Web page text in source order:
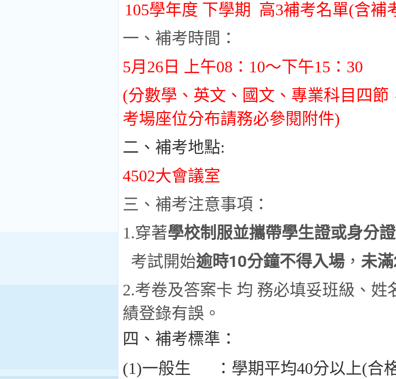
105學年度 下學期 高3補考名單(含補
一、補考時間：
5月 26 日 上午08 ： 10～下午15 ： 30
(分數學、英文、國文、專業科目四節
考場座位分布請務必參閱附件)
二、補考地點:
4502大會議室
三、補考注意事項：
1.穿著學校制服並攜帶學生證或身分
考試開始逾時10分鐘不得入場 ， 未滿
2.考卷及答案卡 均 務必填妥班級、姓
績登錄有誤。
四、補考標準：
(1)一般生 ：學期平均40分以上(合